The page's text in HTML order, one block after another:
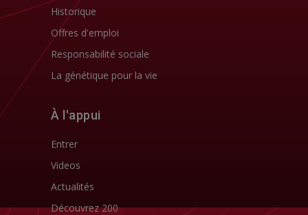
Historique
Offres d'emploi
Responsabilité sociale
La génétique pour la vie
À l'appui
Entrer
Videos
Actualités
Découvrez 200